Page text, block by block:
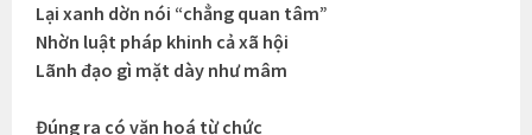
Lại xanh dờn nói “chẳng quan tâm”
Nhờn luật pháp khinh cả xã hội
Lãnh đạo gì mặt dày như mâm
Đúng ra có văn hoá từ chức